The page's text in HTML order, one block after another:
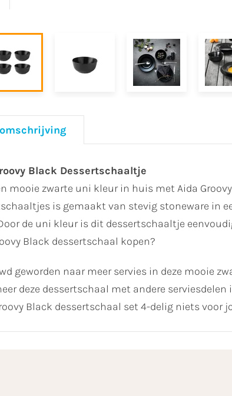
Black Dessertschaaltje
mooie zwarte uni kleur in huis met Aida
is gemaakt van stevig stoneware in
de uni kleur is dit dessertschaaltje
Black dessertschaal kopen?
geworden naar meer servies in deze mooie
deze dessertschaal met andere serviesdelen
Black dessertschaal set 4-delig niets voor